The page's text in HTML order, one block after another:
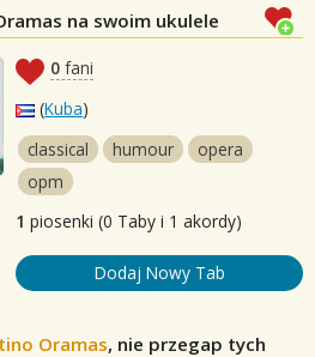
na swoim ukulele
0 fani
(Kuba)
classical
humour
opera
opm
1 piosenki (0 Taby i 1 akordy)
Dodaj Nowy Tab
Oramas, nie przegap tych